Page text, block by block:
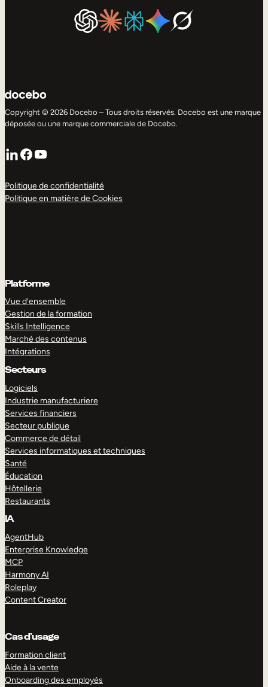
Copyright © 2026 Docebo – Tous droits réservés. Docebo est une marque
déposée ou une marque commerciale de Docebo.
LinkedIn
Facebook
YouTube
Politique de confidentialité
Politique en matière de Cookies
Platforme
Vue d’ensemble
Gestion de la formation
Skills Intelligence
Marché des contenus
Intégrations
Secteurs
Logiciels
Industrie manufacturiere
Services financiers
Secteur publique
Commerce de détail
Services informatiques et techniques
Santé
Éducation
Hôtellerie
Restaurants
IA
AgentHub
Enterprise Knowledge
MCP
Harmony AI
Roleplay
Content Creator
Cas d’usage
Formation client
Aide à la vente
Onboarding des employés